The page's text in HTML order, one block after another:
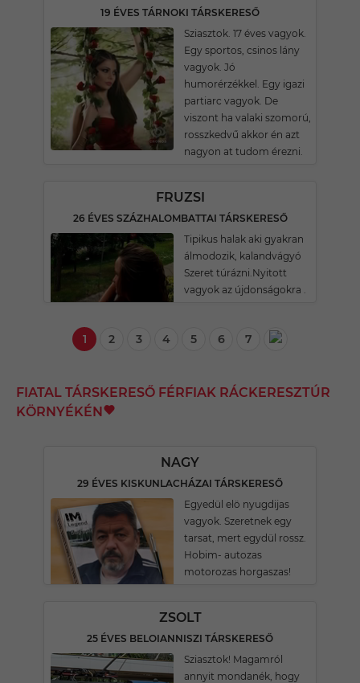
19 ÉVES TÁRNOKI TÁRSKERESŐ
Sziasztok. 17 éves vagyok.
Egy sportos, csinos lány
vagyok. Jó
humorérzékkel. Egy igazi
partiarc vagyok. De
viszont ha valaki szomorú,
rosszkedvű akkor én azt
nagyon at tudom érezni.
FRUZSI
26 ÉVES SZÁZHALOMBATTAI TÁRSKERESŐ
Tipikus halak aki gyakran
álmodozik, kalandvágyó
Szeret túrázni.Nyitott
vagyok az újdonságokra .
1 2 3 4 5 6 7
FIATAL TÁRSKERESŐ FÉRFIAK RÁCKERESZTÚR
KÖRNYÉKÉN
NAGY
29 ÉVES KISKUNLACHÁZAI TÁRSKERESŐ
Egyedül elö nyugdijas
vagyok. Szeretnek egy
tarsat, mert egydül rossz.
Hobim- autozas
motorozas horgaszas!
ZSOLT
25 ÉVES BELOIANNISZI TÁRSKERESŐ
Sziasztok! Magamról
annyit mondanék, hogy